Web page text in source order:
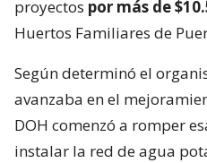
proyectos por más de
Huertos Familiares de
Según determinó el
avanzaba en el
DOH comenzó a romper
instalar la red de agua